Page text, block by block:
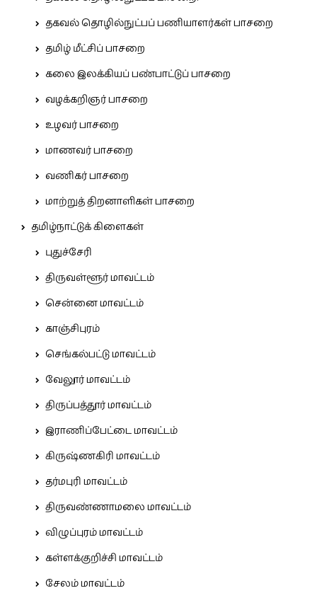
தகவல் தொழில்நுட்பப் பணியாளர்கள் பாசறை
தமிழ் மீட்சிப் பாசறை
கலை இலக்கியப் பண்பாட்டுப் பாசறை
வழக்கறிஞர் பாசறை
உழவர் பாசறை
மாணவர் பாசறை
வணிகர் பாசறை
மாற்றுத் திறனாளிகள் பாசறை
தமிழ்நாட்டுக் கிளைகள்
புதுச்சேரி
திருவள்ளூர் மாவட்டம்
சென்னை மாவட்டம்
காஞ்சிபுரம்
செங்கல்பட்டு மாவட்டம்
வேலூர் மாவட்டம்
திருப்பத்தூர் மாவட்டம்
இராணிப்பேட்டை மாவட்டம்
கிருஷ்ணகிரி மாவட்டம்
தர்மபுரி மாவட்டம்
திருவண்ணாமலை மாவட்டம்
விழுப்புரம் மாவட்டம்
கள்ளக்குறிச்சி மாவட்டம்
சேலம் மாவட்டம்